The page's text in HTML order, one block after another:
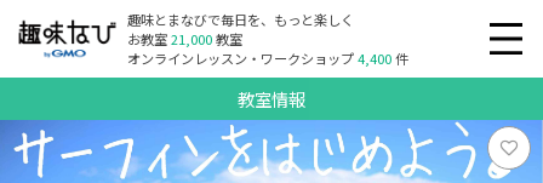
趣味とまなびで毎日を、もっと楽しく
お教室21,000教室
オンラインレッスン・ワークショップ4,400件
教室情報